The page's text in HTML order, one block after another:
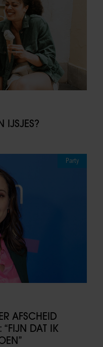
IJSJES?
Party
AFSCHEID
“FIJN DAT IK